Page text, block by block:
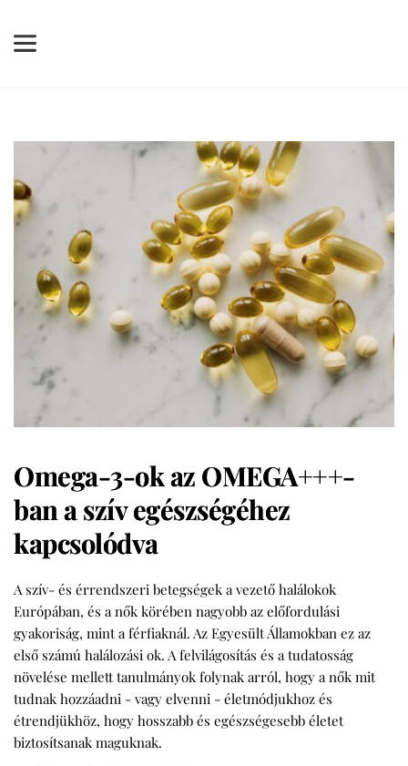
Omega-3-ok az OMEGA+++-
ban a szív egészségéhez
kapcsolódva
A szív- és érrendszeri betegségek a vezető halálokok
Európában, és a nők körében nagyobb az előfordulási
gyakoriság, mint a férfiaknál. Az Egyesült Államokban ez az
első számú halálozási ok. A felvilágosítás és a tudatosság
növelése mellett tanulmányok folynak arról, hogy a nők mit
tudnak hozzáadni - vagy elvenni - életmódjukhoz és
étrendjükhöz, hogy hosszabb és egészségesebb életet
biztosítsanak maguknak.